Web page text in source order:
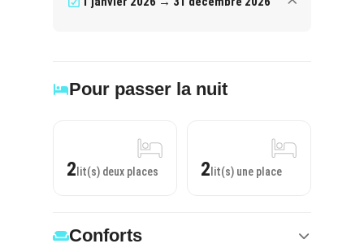
Pour passer la nuit
2 lit(s) deux places 2 lit(s) une place
Conforts